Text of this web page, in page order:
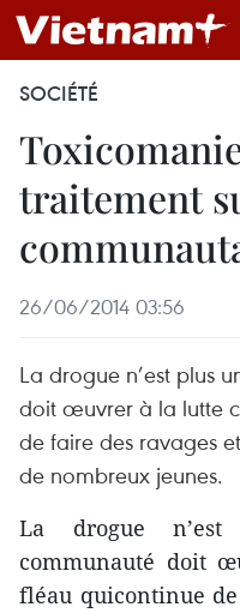
SOCIÉTÉ
traitement
26/06/2014 03:56
La drogue n’est plus
doit œuvrer à la lutte
de faire des ravages
de nombreux jeunes.
La drogue
communauté doit
fléau quicontinue